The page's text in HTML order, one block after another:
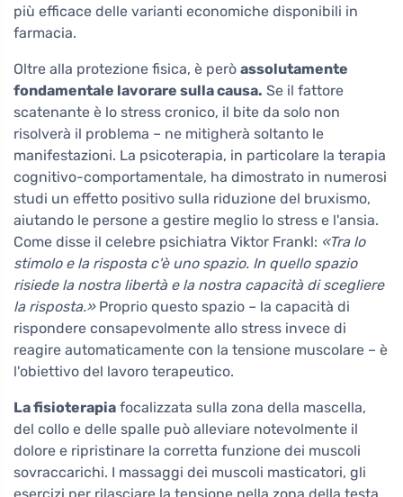
più efficace delle varianti economiche disponibili in
farmacia.
Oltre alla protezione fisica, è però assolutamente
fondamentale lavorare sulla causa. Se il fattore
scatenante è lo stress cronico, il bite da solo non
risolverà il problema – ne mitigherà soltanto le
manifestazioni. La psicoterapia, in particolare la terapia
cognitivo-comportamentale, ha dimostrato in numerosi
studi un effetto positivo sulla riduzione del bruxismo,
aiutando le persone a gestire meglio lo stress e l'ansia.
Come disse il celebre psichiatra Viktor Frankl: «Tra lo
stimolo e la risposta c'è uno spazio. In quello spazio
risiede la nostra libertà e la nostra capacità di scegliere
la risposta.»Proprio questo spazio – la capacità di
rispondere consapevolmente allo stress invece di
reagire automaticamente con la tensione muscolare – è
l'obiettivo del lavoro terapeutico.
La fisioterapia focalizzata sulla zona della mascella,
del collo e delle spalle può alleviare notevolmente il
dolore e ripristinare la corretta funzione dei muscoli
sovraccarichi. I massaggi dei muscoli masticatori, gli